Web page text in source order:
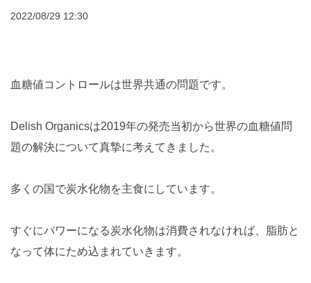
2022/08/29 12:30
血糖値コントロールは世界共通の問題です。
Delish Organicsは2019年の発売当初から世界の血糖値問
題の解決について真摯に考えてきました。
多くの国で炭水化物を主食にしています。
すぐにパワーになる炭水化物は消費されなければ、脂肪と
なって体にため込まれていきます。